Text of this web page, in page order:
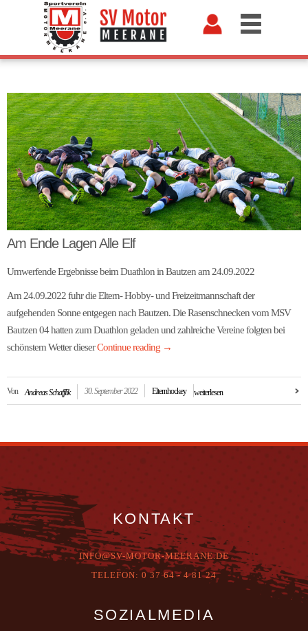
Am Ende Lagen Alle Elf
Umwerfende Ergebnisse beim Duathlon in Bautzen am 24.09.2022
Am 24.09.2022 fuhr die Eltern- Hobby- und Freizeitmannschaft der
aufgehenden Sonne entgegen nach Bautzen. Die Rasenschnecken vom MSV
Bautzen 04 hatten zum Duathlon geladen und zahlreiche Vereine folgten bei
schönstem Wetter dieserContinue reading →
Von Andreas Schafflik 30. September 2022 Elternhockey weiterlesen
KONTAKT
INFO@SV-MOTOR-MEERANE.DE
TELEFON: 0 37 64 - 4 81 24
SOZIALMEDIA